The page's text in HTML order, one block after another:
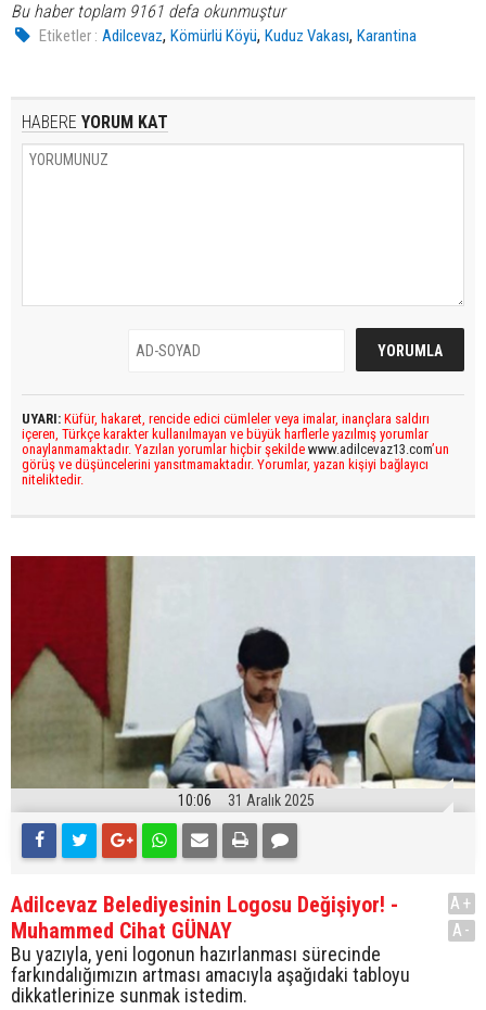
Bu haber toplam 9161 defa okunmuştur
Etiketler : Adilcevaz,Kömürlü Köyü,Kuduz Vakası,Karantina
HABERE YORUM KAT
UYARI: Küfür, hakaret, rencide edici cümleler veya imalar, inançlara saldırı
içeren, Türkçe karakter kullanılmayan ve büyük harflerle yazılmış yorumlar
onaylanmamaktadır. Yazılan yorumlar hiçbir şekilde www.adilcevaz13.com’un
görüş ve düşüncelerini yansıtmamaktadır. Yorumlar, yazan kişiyi bağlayıcı
niteliktedir.
10:06 31 Aralık 2025
Adilcevaz Belediyesinin Logosu Değişiyor! -
Muhammed Cihat GÜNAY
Bu yazıyla, yeni logonun hazırlanması sürecinde
farkındalığımızın artması amacıyla aşağıdaki tabloyu
dikkatlerinize sunmak istedim.
A+
A-